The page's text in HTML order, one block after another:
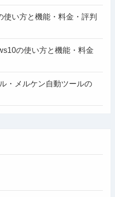
い方と機能・料金・評判
の使い方と機能・料金
・メルケン自動ツールの